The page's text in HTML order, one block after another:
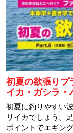
初夏の欲張り
イカ・ガシラ・
初夏に釣りやすい
リイカでしょう。
ポイントでエギン